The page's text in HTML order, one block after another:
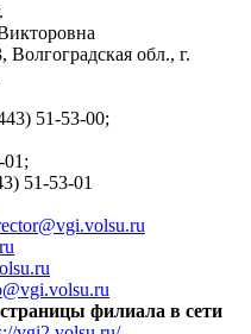
Волгоградская обл., г.
51-53-00;
01;
51-53-01
филиала в сети